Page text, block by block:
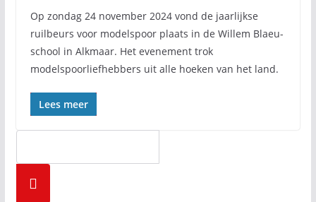
Op zondag 24 november 2024 vond de jaarlijkse
ruilbeurs voor modelspoor plaats in de Willem Blaeu-
school in Alkmaar. Het evenement trok
modelspoorliefhebbers uit alle hoeken van het land.
Lees meer
n